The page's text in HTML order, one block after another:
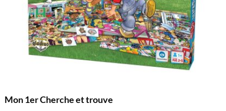
Mon 1er Cherche et trouve